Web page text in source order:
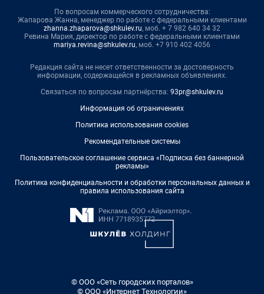
По вопросам коммерческого сотрудничества:
Жапарова Жанна, менеджер по работе с федеральными клиентами
zhanna.zhaparova@shkulev.ru, моб. + 7 982 640 34 32
Ревина Мария, директор по работе с федеральными клиентами
mariya.revina@shkulev.ru, моб. +7 910 402 4056
Редакция сайта не несет ответственности за достоверность
информации, содержащейся в рекламных объявлениях.
Связаться по вопросам партнёрства: 93pr@shkulev.ru
Информация об ограничениях
Политика использования cookies
Рекомендательные системы
Пользовательское соглашение сервиса «Подписка без баннерной
рекламы»
Политика конфиденциальности и обработки персональных данных и
правила использования сайта
© ООО «Сеть городских порталов»
© ООО «Интернет Технологии»